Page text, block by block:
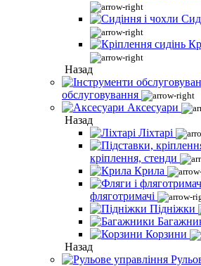
Назад
обслуговування
Аксесуари
Назад
Ліхтарі
кріплення, стенди
Крила
фляготримачі
Підніжки
Корзини
Назад